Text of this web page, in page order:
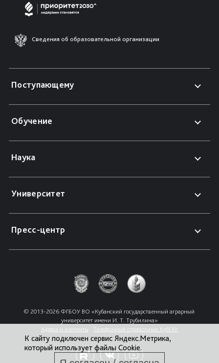
Сведения об образовательной организации
Поступающему
Обучение
Наука
Университет
Пресс-центр
© 2013-2026 ФГБОУ ВО «Кубанский государственный аграрный
университет имени И. Т. Трубилина»
Адреса и контакты
Телефонный справочник КубГАУ
К сайту подключен сервис Яндекс.Метрика,
который использует файлы Cookie.